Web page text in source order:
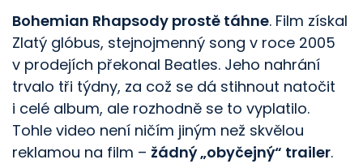
Bohemian Rhapsody prostě táhne. Film získal
Zlatý glóbus, stejnojmenný song v roce 2005
v prodejích překonal Beatles. Jeho nahrání
trvalo tři týdny, za což se dá stihnout natočit
i celé album, ale rozhodně se to vyplatilo.
Tohle video není ničím jiným než skvělou
reklamou na film – žádný„obyčejný“ trailer.